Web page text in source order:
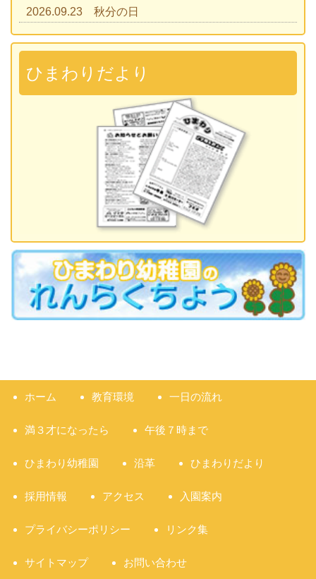
2026.09.23 秋分の日
2026.09.28 運動会
準備説明会
ひまわりだより
ホーム 教育環境 一日の流れ
満３才になったら 午後７時まで
ひまわり幼稚園 沿革 ひまわりだより
採用情報 アクセス 入園案内
プライバシーポリシー リンク集
サイトマップ お問い合わせ